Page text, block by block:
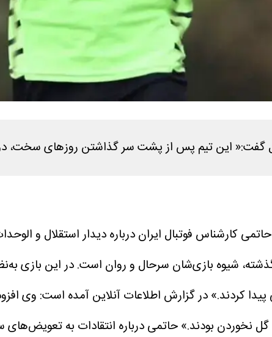
گفت:« این تیم پس از پشت سر گذاشتن روزهای سخت،
حاتمی کارشناس فوتبال ایران درباره دیدار استقلال و
کردند.»در گزارش اطلاعات آنلاین آمده است: وی
گل نخوردن بودند.»حاتمی درباره انتقادات به تعویض‌های